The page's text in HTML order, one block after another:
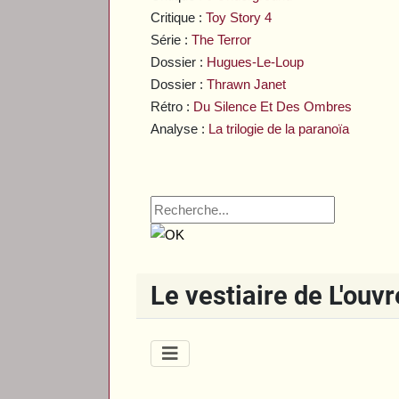
Critique :Toy Story 4
Série :The Terror
Dossier : Hugues-Le-Loup
Dossier :Thrawn Janet
Rétro : Du Silence Et Des Ombres
Analyse : La trilogie de la paranoïa
Le vestiaire de